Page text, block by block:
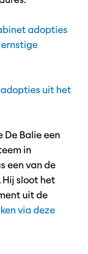
adopties
adopties uit het
De Balie een
in
een van de
Hij sloot het
uit de
via deze